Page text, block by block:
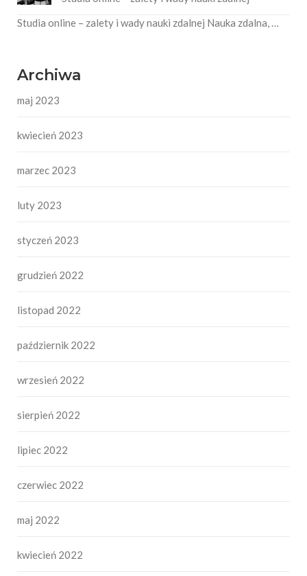
Studia online – zalety i wady nauki zdalnej Nauka zdalna, …
Archiwa
maj 2023
kwiecień 2023
marzec 2023
luty 2023
styczeń 2023
grudzień 2022
listopad 2022
październik 2022
wrzesień 2022
sierpień 2022
lipiec 2022
czerwiec 2022
maj 2022
kwiecień 2022